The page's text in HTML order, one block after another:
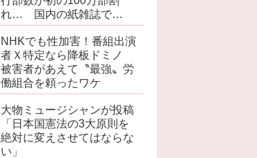
れ… 国内の紙雑誌で
「100万部超」ゼロに
NHKでも性加害！番組出演
者Ｘ特定なら降板ドミノ
被害者があえて〝最強〟労
働組合を頼ったワケ
大物ミュージシャンが投稿
「日本国憲法の3大原則を
絶対に変えさせてはならな
い」